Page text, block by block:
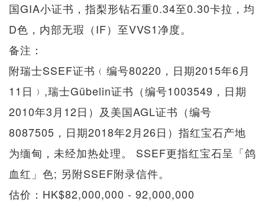
国GIA小证书，指梨形钻石重0.34至0.30卡拉，均
D色，内部无瑕（IF）至VVS1净度。
备注：
附瑞士SSEF证书﹙编号80220，日期2015年6月
11日﹚,瑞士Gübelin证书（编号1003549，日期
2010年3月12日）及美国AGL证书（编号
8087505，日期2018年2月26日）指红宝石产地
为缅甸，未经加热处理。 SSEF更指红宝石呈「鸽
血红」色; 另附SSEF附录信件。
估价：HK$82,000,000 - 92,000,000